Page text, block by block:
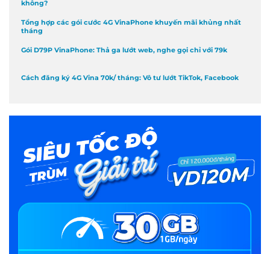
không?
Tổng hợp các gói cước 4G VinaPhone khuyến mãi khủng nhất
tháng
Gói D79P VinaPhone: Thả ga lướt web, nghe gọi chỉ với 79k
Cách đăng ký 4G Vina 70k/ tháng: Vô tư lướt TikTok, Facebook